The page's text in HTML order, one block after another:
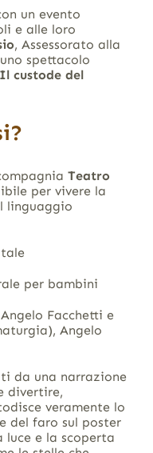
un evento
e alle loro
, Assessorato alla
spettacolo
custode del
Teatro
per vivere la
linguaggio
per bambini
Facchetti e
Angelo
da una narrazione
divertire,
veramente lo
del faro sul poster
luce e la scoperta